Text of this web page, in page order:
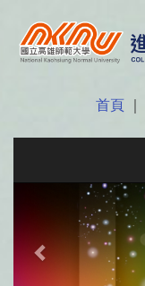
首頁
Previous